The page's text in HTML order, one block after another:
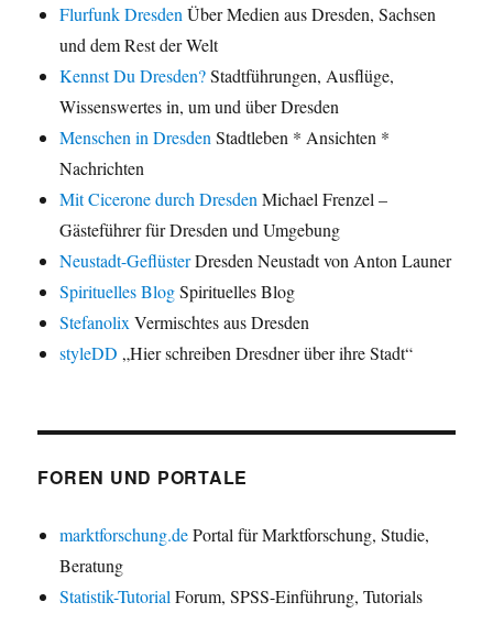
Flurfunk DresdenÜber Medien aus Dresden, Sachsen
und dem Rest der Welt
Kennst Du Dresden?Stadtführungen, Ausflüge,
Wissenswertes in, um und über Dresden
Menschen in DresdenStadtleben * Ansichten *
Nachrichten
Mit Cicerone durch DresdenMichael Frenzel –
Gästeführer für Dresden und Umgebung
Neustadt-GeflüsterDresden Neustadt von Anton Launer
Spirituelles BlogSpirituelles Blog
StefanolixVermischtes aus Dresden
styleDD „Hier schreiben Dresdner über ihre Stadt“
FOREN UND PORTALE
marktforschung.dePortal für Marktforschung, Studie,
Beratung
Statistik-TutorialForum, SPSS-Einführung, Tutorials